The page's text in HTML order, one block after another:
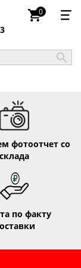
0
фотоотчет со
склада
по факту